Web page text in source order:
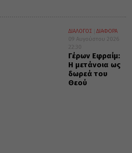
ΔΙΑΛΟΓΟΣ
ΔΙΑΦΟΡΑ
09 Αυγούστου 2026
22:30
Γέρων Εφραίμ:
Η μετάνοια ως
δωρεά του
Θεού